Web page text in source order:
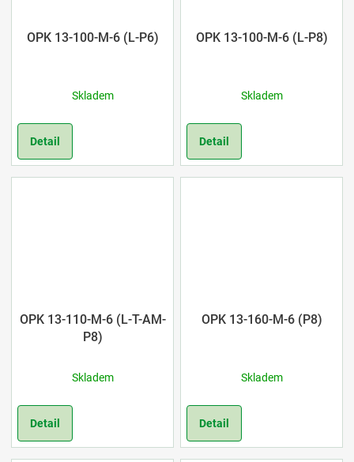
OPK 13-100-M-6 (L-P6)
Skladem
Detail
OPK 13-100-M-6 (L-P8)
Skladem
Detail
OPK 13-110-M-6 (L-T-AM-
P8)
Skladem
Detail
OPK 13-160-M-6 (P8)
Skladem
Detail